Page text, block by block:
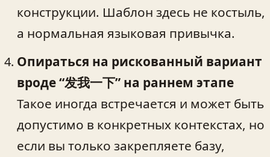
конструкции. Шаблон здесь не костыль,
а нормальная языковая привычка.
Опираться на рискованный вариант
вроде “发我一下” на раннем этапе
Такое иногда встречается и может быть
допустимо в конкретных контекстах, но
если вы только закрепляете базу,